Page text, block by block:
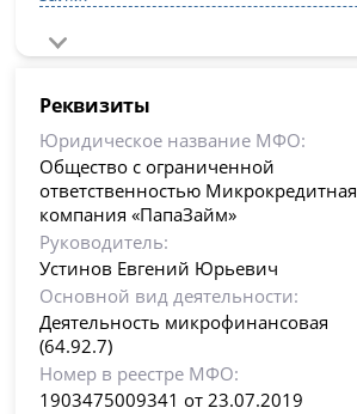
Реквизиты
Юридическое название МФО:
Общество с ограниченной
ответственностью Микрокредитная
компания «ПапаЗайм»
Руководитель:
Устинов Евгений Юрьевич
Основной вид деятельности:
Деятельность микрофинансовая
(64.92.7)
Номер в реестре МФО:
1903475009341 от 23.07.2019